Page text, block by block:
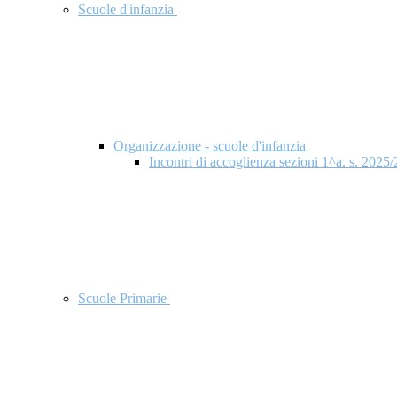
Scuole d'infanzia
Organizzazione - scuole d'infanzia
Incontri di accoglienza sezioni 1^a. s. 2025/
Scuole Primarie